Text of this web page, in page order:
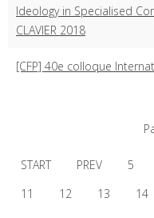
Ideology in Specialised
CLAVIER 2018
[CFP] 40e colloque
START PREV 5
11
12 13 14